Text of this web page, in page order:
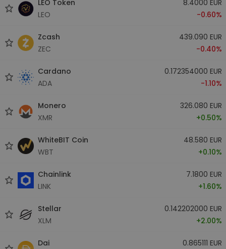
LEO Token
LEO
8.4000 EUR
-0.60%
Zcash
ZEC
439.090 EUR
-0.40%
Cardano
ADA
0.172354000 EUR
-1.10%
Monero
XMR
326.080 EUR
+0.50%
WhiteBIT Coin
WBT
48.580 EUR
+0.10%
Chainlink
LINK
7.1800 EUR
+1.60%
Stellar
XLM
0.142202000 EUR
+2.00%
Dai
0.865111 EUR